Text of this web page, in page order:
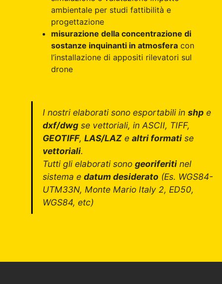
ambientale per studi fattibilità e
progettazione
misurazione della concentrazione di
sostanze inquinanti in atmosfera con
l’installazione di appositi rilevatori sul
drone
I nostri elaborati sono esportabili in shp e
dxf/dwg se vettoriali, in ASCII, TIFF,
GEOTIFF, LAS/LAZ e altri formati se
vettoriali.
Tutti gli elaborati sono georiferiti nel
sistema e datum desiderato (Es. WGS84-
UTM33N, Monte Mario Italy 2, ED50,
WGS84, etc)